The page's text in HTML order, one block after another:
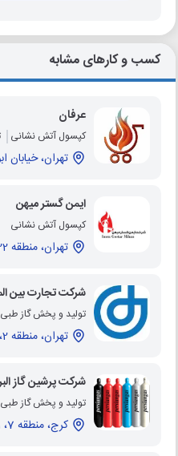
کسب و کارهای مشابه
عرفان
کپسول آتش نشانی
تهران، خیابان
ایمن گستر میهن
کپسول آتش نشانی
تهران، منطقه 22، محله زیبا دشت، دهکده المپیک
شرکت تجارت بین
تولید و پخش گاز
تهران، منطقه 2، محله سعادت آباد، سعادت آباد
شرکت پرشین گاز
تولید و پخش گاز
کرج، منطقه 7، رجایی شهر